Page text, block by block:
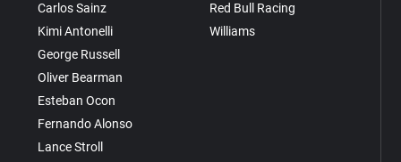
Carlos Sainz
Kimi Antonelli
George Russell
Oliver Bearman
Esteban Ocon
Fernando Alonso
Lance Stroll
Red Bull Racing
Williams